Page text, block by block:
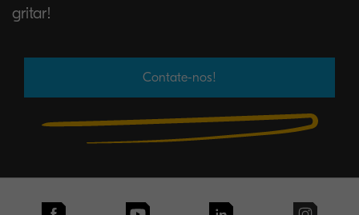
gritar!
Contate-nos!